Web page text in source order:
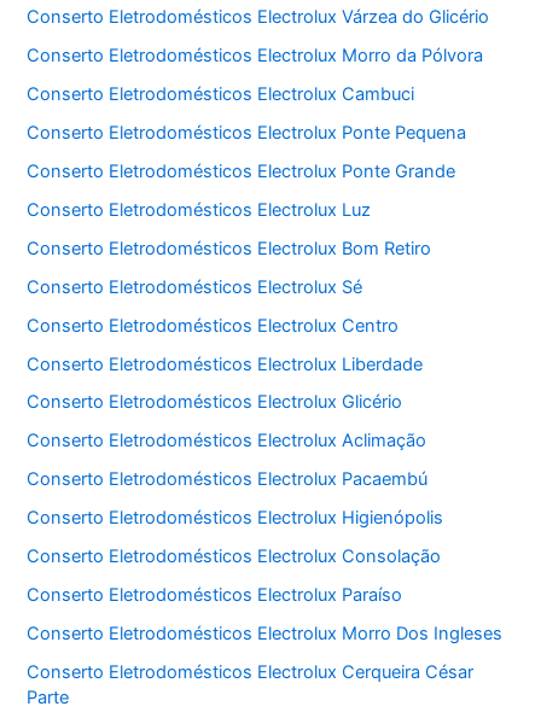
Conserto Eletrodomésticos Electrolux Várzea do Glicério
Conserto Eletrodomésticos Electrolux Morro da Pólvora
Conserto Eletrodomésticos Electrolux Cambuci
Conserto Eletrodomésticos Electrolux Ponte Pequena
Conserto Eletrodomésticos Electrolux Ponte Grande
Conserto Eletrodomésticos Electrolux Luz
Conserto Eletrodomésticos Electrolux Bom Retiro
Conserto Eletrodomésticos Electrolux Sé
Conserto Eletrodomésticos Electrolux Centro
Conserto Eletrodomésticos Electrolux Liberdade
Conserto Eletrodomésticos Electrolux Glicério
Conserto Eletrodomésticos Electrolux Aclimação
Conserto Eletrodomésticos Electrolux Pacaembú
Conserto Eletrodomésticos Electrolux Higienópolis
Conserto Eletrodomésticos Electrolux Consolação
Conserto Eletrodomésticos Electrolux Paraíso
Conserto Eletrodomésticos Electrolux Morro Dos Ingleses
Conserto Eletrodomésticos Electrolux Cerqueira César
Parte